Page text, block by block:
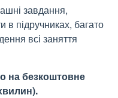
завдання,
в підручниках, багато
всі заняття
на безкоштовне